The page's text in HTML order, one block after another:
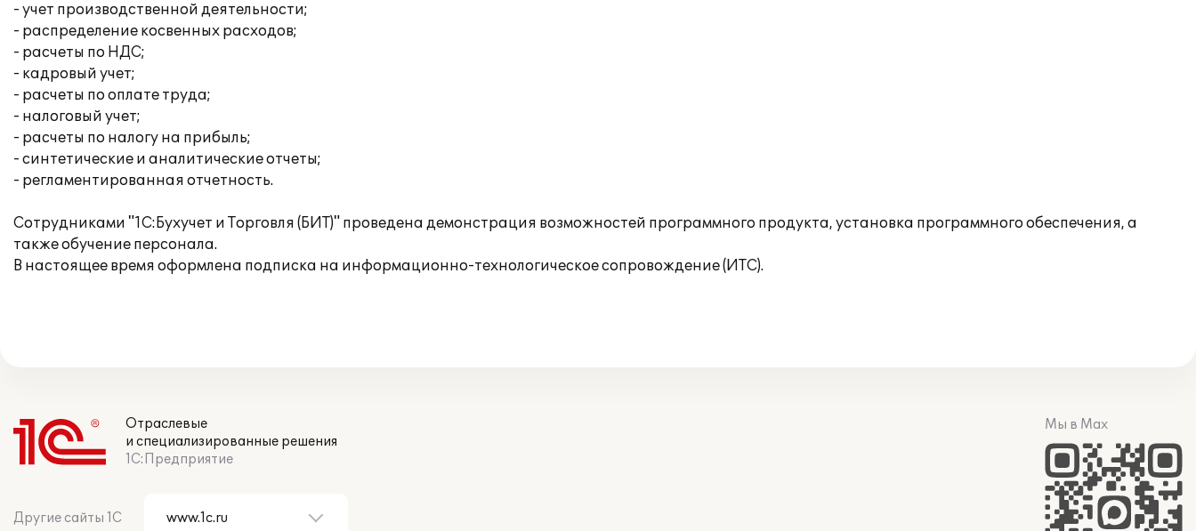
- учет производственной деятельности;
- распределение косвенных расходов;
- расчеты по НДС;
- кадровый учет;
- расчеты по оплате труда;
- налоговый учет;
- расчеты по налогу на прибыль;
- синтетические и аналитические отчеты;
- регламентированная отчетность.
Сотрудниками "1С:Бухучет и Торговля (БИТ)" проведена демонстрация возможностей программного продукта, установка программного обеспечения, а
также обучение персонала.
В настоящее время оформлена подписка на информационно-технологическое сопровождение (ИТС).
Отраслевые
и специализированные решения
1С:Предприятие
Другие сайты 1С
Мы в Max